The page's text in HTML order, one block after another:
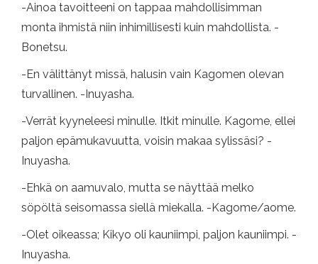
-Ainoa tavoitteeni on tappaa mahdollisimman
monta ihmistä niin inhimillisesti kuin mahdollista. -
Bonetsu.
-En välittänyt missä, halusin vain Kagomen olevan
turvallinen. -Inuyasha.
-Verrät kyyneleesi minulle. Itkit minulle. Kagome, ellei
paljon epämukavuutta, voisin makaa sylissäsi? -
Inuyasha.
-Ehkä on aamuvalo, mutta se näyttää melko
söpöltä seisomassa siellä miekalla. -Kagome/aome.
-Olet oikeassa; Kikyo oli kauniimpi, paljon kauniimpi. -
Inuyasha.